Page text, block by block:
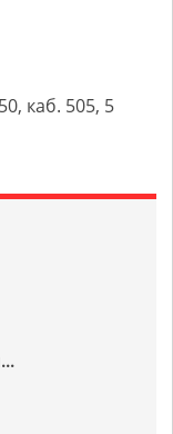
каб. 505, 5